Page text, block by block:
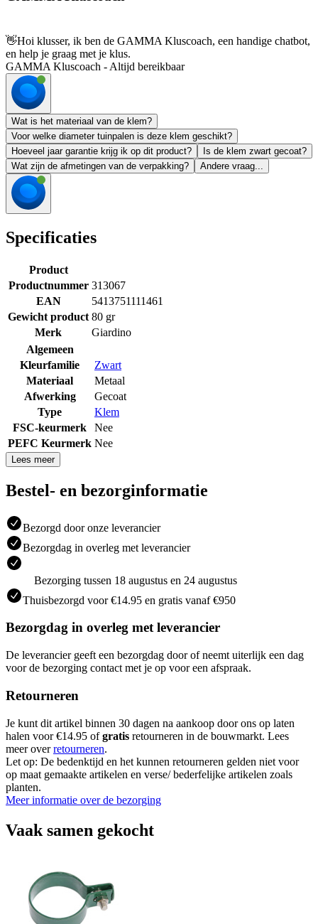
👋Hoi klusser, ik ben de GAMMA Kluscoach, een handige chatbot,
en help je graag met je klus.
GAMMA Kluscoach - Altijd bereikbaar
Wat is het materiaal van de klem?
Voor welke diameter tuinpalen is deze klem geschikt?
Hoeveel jaar garantie krijg ik op dit product?
Is de klem zwart gecoat?
Wat zijn de afmetingen van de verpakking?
Andere vraag...
Specificaties
Product
Productnummer 313067
EAN
5413751111461
Gewicht product 80 gr
Merk
Giardino
Algemeen
Kleurfamilie
Zwart
Materiaal
Metaal
Afwerking
Gecoat
Type
Klem
FSC-keurmerk
Nee
PEFC Keurmerk Nee
Lees meer
Bestel- en bezorginformatie
Bezorgd door onze leverancier
Bezorgdag in overleg met leverancier
Bezorging tussen 18 augustus en 24 augustus
Thuisbezorgd voor €14.95 en gratis vanaf €950
Bezorgdag in overleg met leverancier
De leverancier geeft een bezorgdag door of neemt uiterlijk een dag
voor de bezorging contact met je op voor een afspraak.
Retourneren
Je kunt dit artikel binnen 30 dagen na aankoop door ons op laten
halen voor €14.95 ofgratis retourneren in de bouwmarkt. Lees
meer overretourneren.
Let op: De bedenktijd en het kunnen retourneren gelden niet voor
op maat gemaakte artikelen en verse/ bederfelijke artikelen zoals
planten.
Meer informatie over de bezorging
Vaak samen gekocht